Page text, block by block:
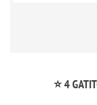
⭐ 4